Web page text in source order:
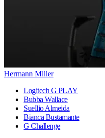
Hermann Miller
Logitech G PLAY
Bubba Wallace
Suellio Almeida
Bianca Bustamante
G Challenge